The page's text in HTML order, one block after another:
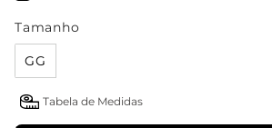
Tamanho
GG
Tabela de Medidas